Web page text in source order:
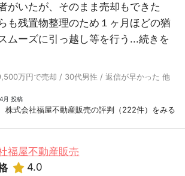
がいたが、そのまま売却もできた
も残置物整理のため１ヶ月ほどの猶
ムーズに引っ越し等を行う...続きを
万円で売却 / 30代男性 / 返信が早かった 他
月 投稿
株式会社福屋不動産販売の評判（222件）をみる
福屋不動産販売
4.0